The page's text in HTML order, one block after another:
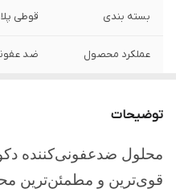
بسته بندی قوطی
عملکرد محصول ضد
توضیحات
محلول ضدعفونی‌کننده
قوی‌ترین و مطمئن‌ترین